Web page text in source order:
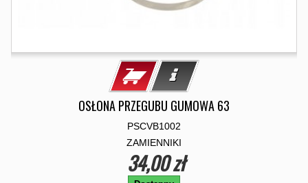
OSŁONA PRZEGUBU GUMOWA 63
PSCVB1002
ZAMIENNIKI
34,00 zł